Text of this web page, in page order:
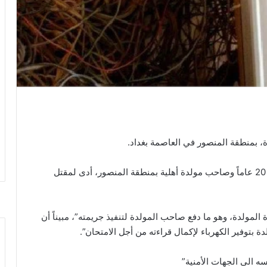
وقال مراسلنا، أن “خلافاً نشب بين شاب يبلغ من العمر 20 عاماً وصاحب مولدة أهلية بمنطقة المنصور، أدى لمقتل
وهو ما دفع صاحب المولدة لتنفيذ جريمته”، مبيناً أن
الكهرباء لإكمال قراءته من أجل الامتحان”.
الى الجهات الأمنية”